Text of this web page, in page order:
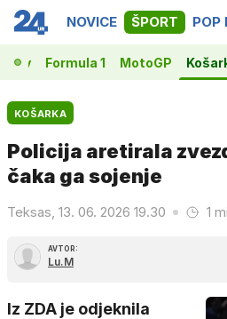
NOVICE ŠPORT POP
Formula 1 MotoGP
KOŠARKA
Policija aretirala
čaka ga sojenje
Teksas, 13. 06. 2026 19.30 1
AVTOR:
Lu.M
Iz ZDA je odjeknila